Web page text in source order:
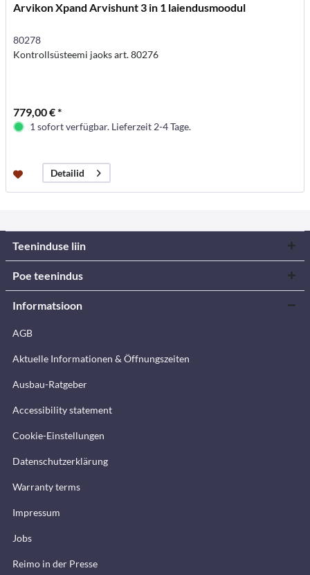
Arvikon Xpand Arvishunt 3 in 1 laiendusmoodul
80278
Kontrollsüsteemi jaoks art. 80276
779,00 € *
1 sofort verfügbar. Lieferzeit 2-4 Tage.
Detailid
Teeninduse liin
Poe teenindus
Informatsioon
AGB
Aktuelle Informationen & Öffnungszeiten
Ausbau-Ratgeber
Accessibility statement
Cookie-Einstellungen
Datenschutzerklärung
Warranty terms
Impressum
Jobs
Reimo in der Presse